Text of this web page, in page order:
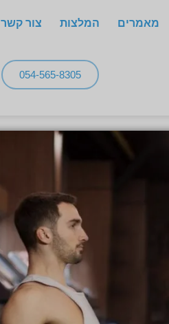
מאמרים המלצות צור קשר
054-565-8305